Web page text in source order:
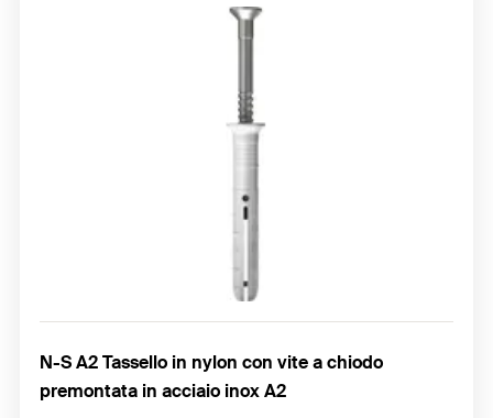
N-S A2 Tassello in nylon con vite a chiodo
premontata in acciaio inox A2